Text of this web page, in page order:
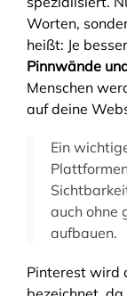
Worten,
heißt: Je
Pinnwände
Menschen
auf deine
Ein
auch ohne
aufbauen.
Pinterest wird